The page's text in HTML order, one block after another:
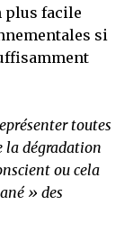
plus facile
si
toutes
la dégradation
ou cela
» des